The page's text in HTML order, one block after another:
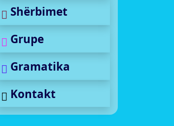
Shërbimet
Grupe
Gramatika
Kontakt